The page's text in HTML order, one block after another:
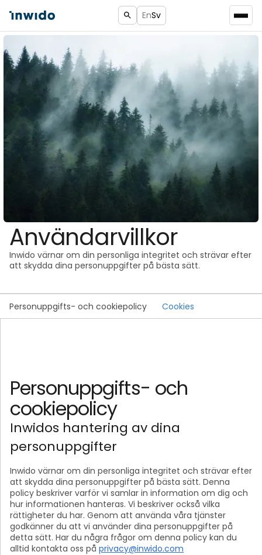
EnSv
Användarvillkor
Inwido värnar om din personliga integritet och strävar efter
att skydda dina personuppgifter på bästa sätt.
Personuppgifts- och cookiepolicy Cookies
Personuppgifts- och
cookiepolicy
Inwidos hantering av dina
personuppgifter
Inwido värnar om din personliga integritet och strävar efter
att skydda dina personuppgifter på bästa sätt. Denna
policy beskriver varför vi samlar in information om dig och
hur informationen hanteras. Vi beskriver också vilka
rättigheter du har. Genom att använda våra tjänster
godkänner du att vi använder dina personuppgifter på
detta sätt. Har du några frågor om denna policy kan du
alltid kontakta oss på privacy@inwido.com